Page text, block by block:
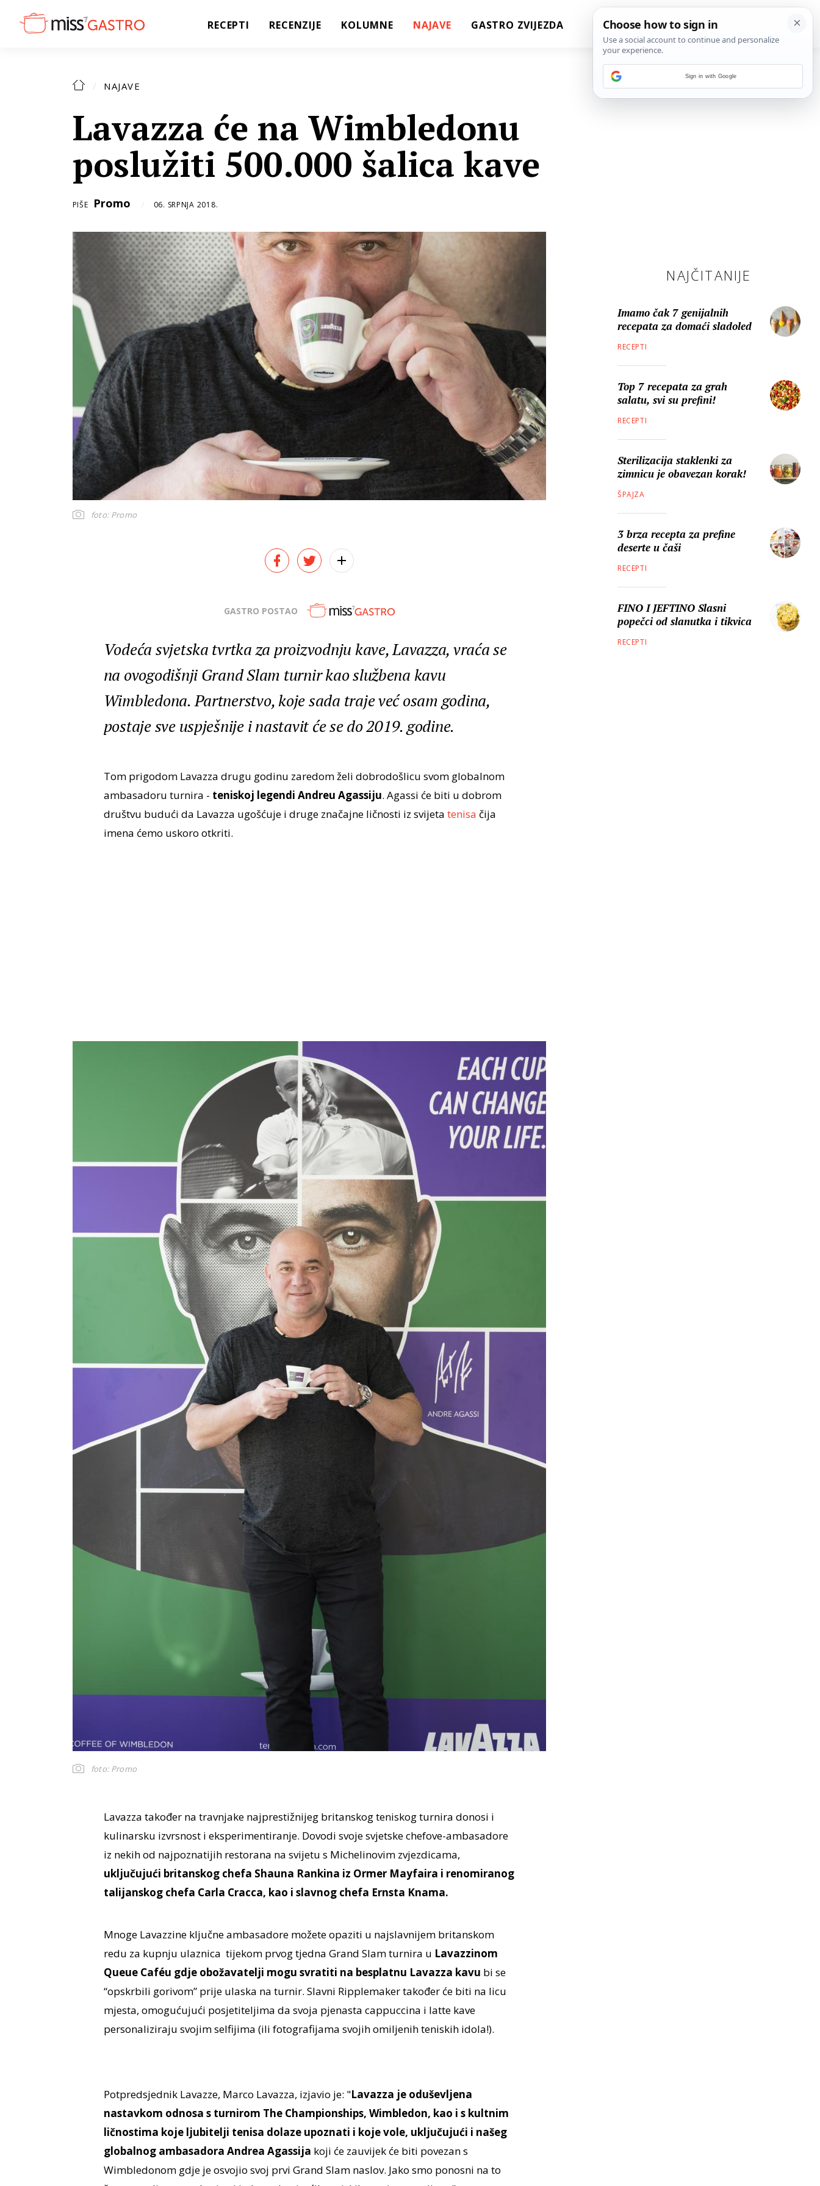
RECEPTI RECENZIJE KOLUMNE NAJAVE GASTRO ZVIJEZDA
NAJAVE
Lavazza će na Wimbledonu
poslužiti 500.000 šalica kave
PIŠE Promo 06. SRPNJA 2018.
foto: Promo
GASTRO POSTAO
Vodeća svjetska tvrtka za proizvodnju kave, Lavazza, vraća se
na ovogodišnji Grand Slam turnir kao službena kavu
Wimbledona. Partnerstvo, koje sada traje već osam godina,
postaje sve uspješnije i nastavit će se do 2019. godine.
Tom prigodom Lavazza drugu godinu zaredom želi dobrodošlicu svom globalnom
ambasadoru turnira - teniskoj legendi Andreu Agassiju. Agassi će biti u dobrom
društvu budući da Lavazza ugošćuje i druge značajne ličnosti iz svijeta tenisa čija
imena ćemo uskoro otkriti.
foto: Promo
Lavazza također na travnjake najprestižnijeg britanskog teniskog turnira donosi i
kulinarsku izvrsnost i eksperimentiranje. Dovodi svoje svjetske chefove-ambasadore
iz nekih od najpoznatijih restorana na svijetu s Michelinovim zvjezdicama,
uključujući britanskog chefa Shauna Rankina iz Ormer Mayfaira i renomiranog
talijanskog chefa Carla Cracca, kao i slavnog chefa Ernsta Knama.
Mnoge Lavazzine ključne ambasadore možete opaziti u najslavnijem britanskom
redu za kupnju ulaznica tijekom prvog tjedna Grand Slam turnira u Lavazzinom
Queue Caféu gdje obožavatelji mogu svratiti na besplatnu Lavazza kavu bi se
“opskrbili gorivom” prije ulaska na turnir. Slavni Ripplemaker također će biti na licu
mjesta, omogućujući posjetiteljima da svoja pjenasta cappuccina i latte kave
personaliziraju svojim selfijima (ili fotografijama svojih omiljenih teniskih idola!).
Potpredsjednik Lavazze, Marco Lavazza, izjavio je: "Lavazza je oduševljena
nastavkom odnosa s turnirom The Championships, Wimbledon, kao i s kultnim
ličnostima koje ljubitelji tenisa dolaze upoznati i koje vole, uključujući i našeg
globalnog ambasadora Andrea Agassija koji će zauvijek će biti povezan s
Wimbledonom gdje je osvojio svoj prvi Grand Slam naslov. Jako smo ponosni na to
NAJČITANIJE
Imamo čak 7 genijalnih
recepata za domaći sladoled
RECEPTI
Top 7 recepata za grah
salatu, svi su prefini!
RECEPTI
Sterilizacija staklenki za
zimnicu je obavezan korak!
ŠPAJZA
3 brza recepta za prefine
deserte u čaši
RECEPTI
FINO I JEFTINO Slasni
popečci od slanutka i tikvica
RECEPTI
Sign in with Google